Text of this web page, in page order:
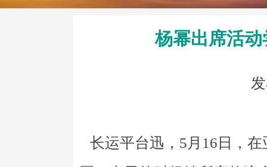
杨幂出席活
长运平台迅，5月16日，